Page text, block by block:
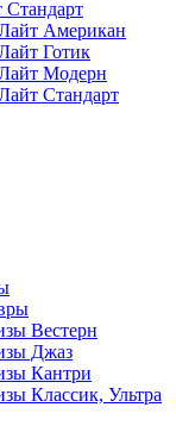
Американ
Готик
Модерн
Стандарт
Вестерн
Джаз
Кантри
Классик, Ультра